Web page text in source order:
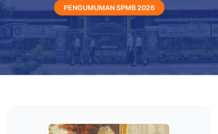
PENGUMUMAN SPMB 2026